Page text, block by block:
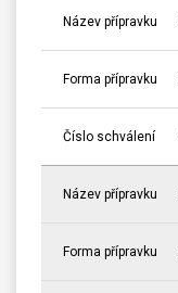
Název přípravku
Forma přípravku
Číslo schválení
Název přípravku
Forma přípravku